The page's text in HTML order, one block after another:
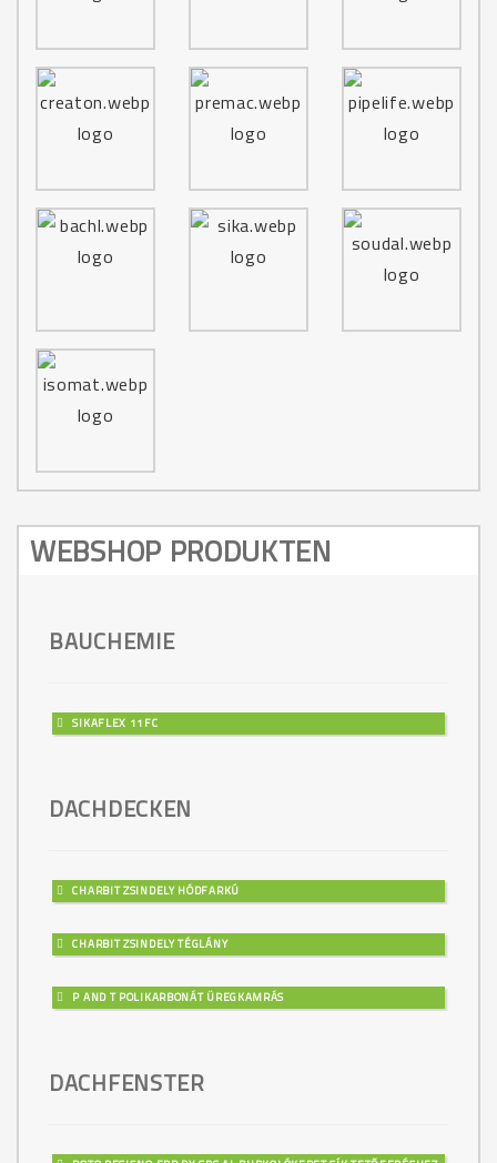
WEBSHOP PRODUKTEN
BAUCHEMIE
SIKAFLEX 11FC
DACHDECKEN
CHARBIT ZSINDELY HÓDFARKÚ
CHARBIT ZSINDELY TÉGLÁNY
P AND T POLIKARBONÁT ÜREGKAMRÁS
DACHFENSTER